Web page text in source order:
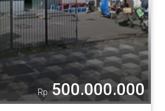
Rp 500.000.000